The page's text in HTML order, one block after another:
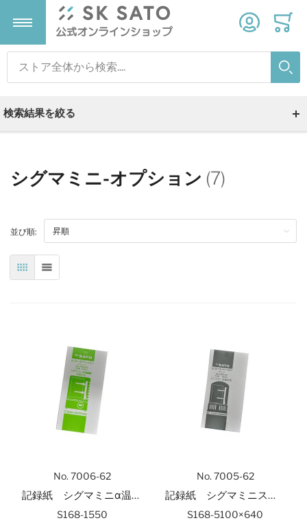
検索
検索
温度計
すべての商品
隔測式温度計（在庫規格品）
バイメタル式温度計（在庫規格品）
棒状温度計
温湿度計
すべての商品
自記記録計（温湿度）
アスマン式通風乾湿計
気象計器
すべての商品
タイマー
すべての商品
シグマミニ-オプション (7)
並び順:
表 リスト
No. 7006-62
記録紙 シグマミニα温湿度記録計用７日
S168-1550
No. 7005-62
記録紙 シグマミニスター温湿度記録計用７日
S168-5100×640
検索結果を絞る